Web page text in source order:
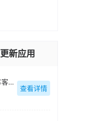
更新应用
南昌公共自行车客户端(洪城乐骑行)最新版
查看详情